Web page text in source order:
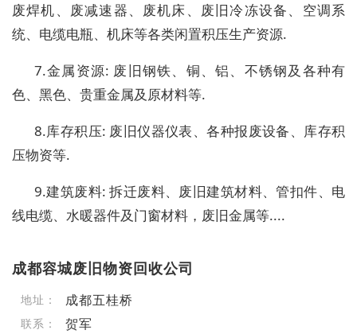
废焊机、废减速器、废机床、废旧冷冻设备、空调系
统、电缆电瓶、机床等各类闲置积压生产资源.
7.金属资源: 废旧钢铁、铜、铝、不锈钢及各种有
色、黑色、贵重金属及原材料等.
8.库存积压: 废旧仪器仪表、各种报废设备、库存积
压物资等.
9.建筑废料: 拆迁废料、废旧建筑材料、管扣件、电
线电缆、水暖器件及门窗材料，废旧金属等....
成都容城废旧物资回收公司
地址： 成都五桂桥
联系： 贺军